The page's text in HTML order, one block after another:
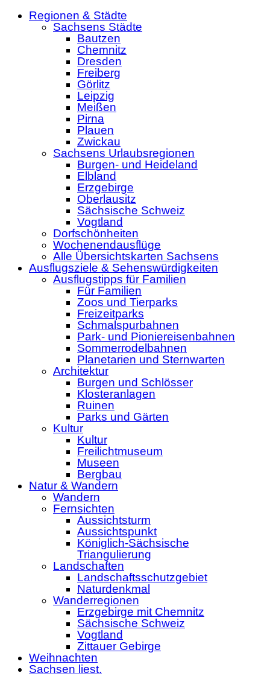
Regionen & Städte
Sachsens Städte
Bautzen
Chemnitz
Dresden
Freiberg
Görlitz
Leipzig
Meißen
Pirna
Plauen
Zwickau
Sachsens Urlaubsregionen
Burgen- und Heideland
Elbland
Erzgebirge
Oberlausitz
Sächsische Schweiz
Vogtland
Dorfschönheiten
Wochenendausflüge
Alle Übersichtskarten Sachsens
Ausflugsziele & Sehenswürdigkeiten
Ausflugstipps für Familien
Für Familien
Zoos und Tierparks
Freizeitparks
Schmalspurbahnen
Park- und Pioniereisenbahnen
Sommerrodelbahnen
Planetarien und Sternwarten
Architektur
Burgen und Schlösser
Klosteranlagen
Ruinen
Parks und Gärten
Kultur
Kultur
Freilichtmuseum
Museen
Bergbau
Natur & Wandern
Wandern
Fernsichten
Aussichtsturm
Aussichtspunkt
Königlich-Sächsische
Triangulierung
Landschaften
Landschaftsschutzgebiet
Naturdenkmal
Wanderregionen
Erzgebirge mit Chemnitz
Sächsische Schweiz
Vogtland
Zittauer Gebirge
Weihnachten
Sachsen liest.